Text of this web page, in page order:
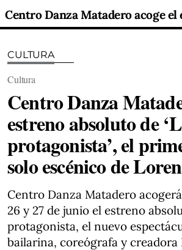
CULTURA
Cultura
Centro Danza
estreno absoluto de
protagonista’, el
solo escénico de
Centro Danza Matadero
26 y 27 de junio el estreno
protagonista, el nuevo
bailarina, coreógrafa y creadora